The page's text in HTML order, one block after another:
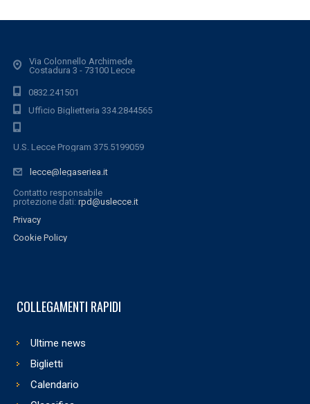
Via Colonnello Archimede
Costadura 3 - 73100 Lecce
0832.241501
Ufficio Biglietteria 334.2844565
U.S. Lecce Program 375.5199059
lecce@legaseriea.it
Contatto responsabile
protezione dati: rpd@uslecce.it
Privacy
Cookie Policy
COLLEGAMENTI RAPIDI
Ultime news
Biglietti
Calendario